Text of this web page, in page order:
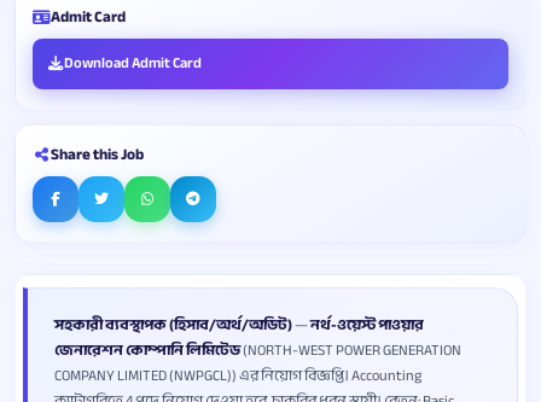
সহকারী ব্যবস্থাপক (হিসাব/অর্থ/অডিট)—নর্থ-ওয়েস্ট পাওয়ার
জেনারেশন কোম্পানি লিমিটেড(NORTH-WEST POWER GENERATION
COMPANY LIMITED (NWPGCL)) এর নিয়োগ বিজ্ঞপ্তি। Accounting
Admit Card
Download Admit Card
Share this Job